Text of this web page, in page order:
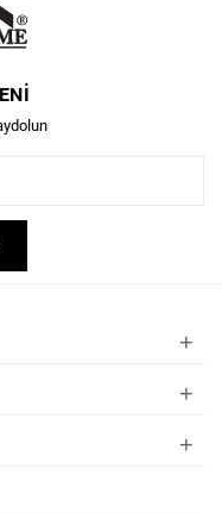
+
+
+